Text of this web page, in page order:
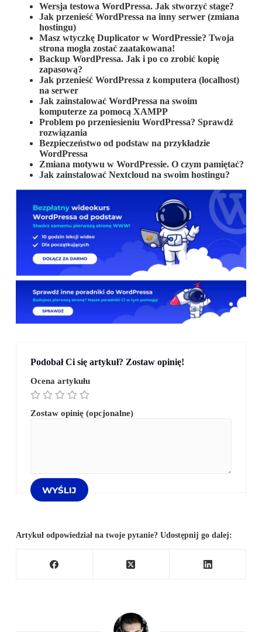
Wersja testowa WordPressa. Jak stworzyć stage?
Jak przenieść WordPressa na inny serwer (zmiana
hostingu)
Masz wtyczkę Duplicator w WordPressie? Twoja
strona mogła zostać zaatakowana!
Backup WordPressa. Jak i po co zrobić kopię
zapasową?
Jak przenieść WordPressa z komputera (localhost)
na serwer
Jak zainstalować WordPressa na swoim
komputerze za pomocą XAMPP
Problem po przeniesieniu WordPressa? Sprawdź
rozwiązania
Bezpieczeństwo od podstaw na przykładzie
WordPressa
Zmiana motywu w WordPressie. O czym pamiętać?
Jak zainstalować Nextcloud na swoim hostingu?
Podobał Ci się artykuł? Zostaw opinię!
Ocena artykułu
Zostaw opinię (opcjonalne)
Artykuł odpowiedział na twoje pytanie? Udostępnij go dalej: